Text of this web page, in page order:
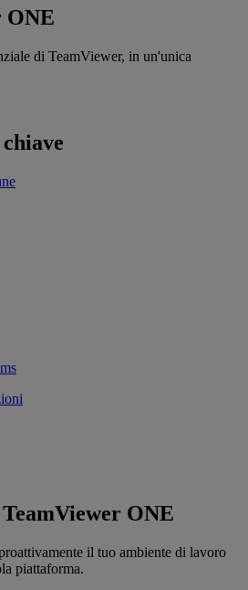
ONE
di TeamViewer, in un'unica
ONE
il tuo ambiente di lavoro
piattaforma.